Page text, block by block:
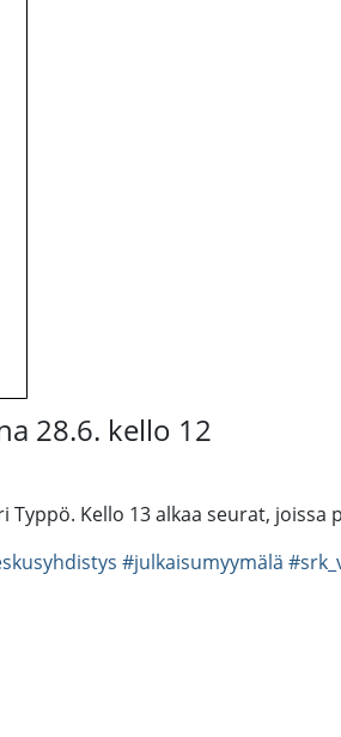
28.6. kello 12
Kello 13 alkaa seurat, joissa
#julkaisumyymälä